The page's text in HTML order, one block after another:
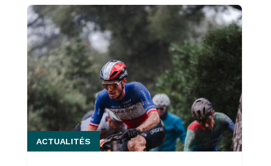
ACTUALITÉS